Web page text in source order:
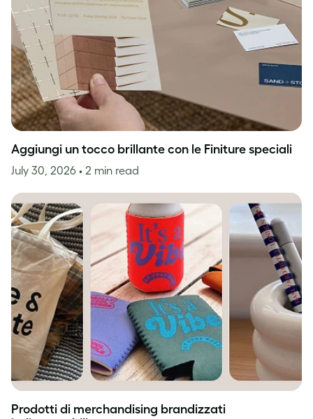
Aggiungi un tocco brillante con le Finiture speciali
July 30, 2026 • 2 min read
Prodotti di merchandising brandizzati